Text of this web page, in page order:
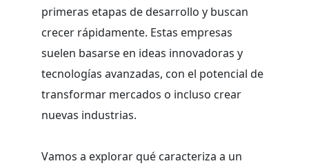
primeras etapas de desarrollo y buscan
crecer rápidamente. Estas empresas
suelen basarse en ideas innovadoras y
tecnologías avanzadas, con el potencial de
transformar mercados o incluso crear
nuevas industrias.
Vamos a explorar qué caracteriza a un